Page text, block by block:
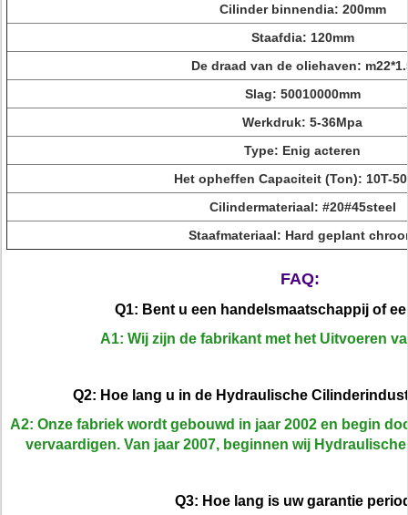
Cilinder binnendia: 200mm
Staafdia: 120mm
De draad van de oliehaven:
Slag: 50010000mm
Werkdruk: 5-36Mpa
Type: Enig acteren
Het opheffen Capaciteit (Ton): 10T-
Cilindermateriaal: #20#45steel
Staafmateriaal: Hard geplant
FAQ:
Q1: Bent u een handelsmaatschappij of
A1: Wij zijn de fabrikant met het Uitvoeren
Q2: Hoe lang u in de Hydraulische
A2: Onze fabriek wordt gebouwd in jaar 2002 en begin
vervaardigen. Van jaar 2007, beginnen wij
Q3: Hoe lang is uw garantie